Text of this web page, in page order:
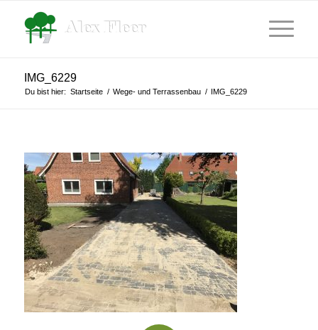
IMG_6229
Du bist hier: Startseite / Wege- und Terrassenbau / IMG_6229